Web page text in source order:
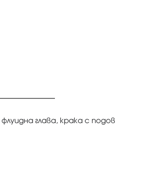
глава, крака с подов